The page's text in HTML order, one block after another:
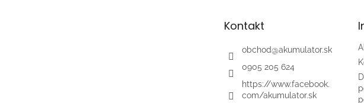
Kontakt
obchod@akumulator.sk
0905 205 624
https://www.facebook.
com/akumulator.sk